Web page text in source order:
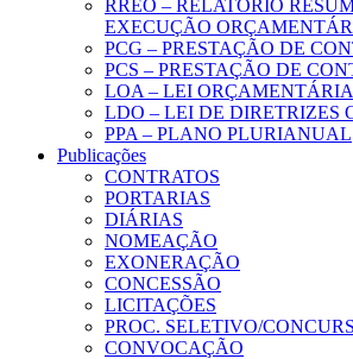
RREO – RELATÓRIO
EXECUÇÃO
PCG – PRESTAÇÃO DE
PCS – PRESTAÇÃO DE
LOA – LEI
LDO – LEI DE DIRETRIZES
PPA – PLANO PLURIANUAL
Publicações
CONTRATOS
PORTARIAS
DIÁRIAS
NOMEAÇÃO
EXONERAÇÃO
CONCESSÃO
LICITAÇÕES
PROC. SELETIVO/
CONVOCAÇÃO